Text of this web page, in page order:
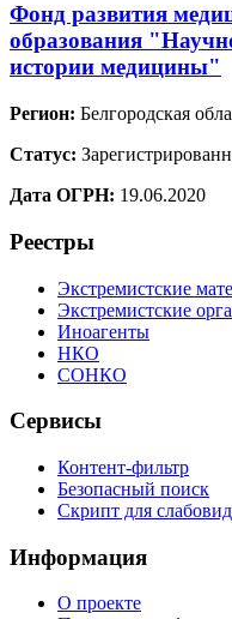
Фонд развития
образования
истории медицины"
Регион: Белгородская
Статус:
Дата ОГРН: 19.06.2020
Реестры
Экстремистские
Экстремистские
Иноагенты
НКО
СОНКО
Сервисы
Контент-фильтр
Безопасный поиск
Скрипт для
Информация
О проекте